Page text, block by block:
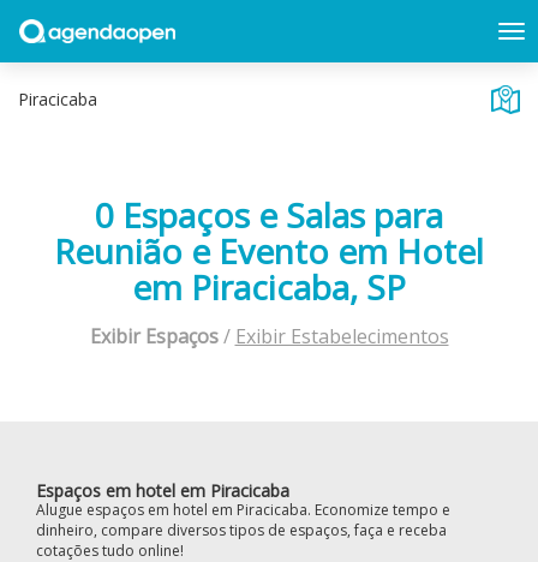
0 Espaços e Salas para
Reunião e Evento em Hotel
em Piracicaba, SP
Exibir Espaços/ Exibir Estabelecimentos
Espaços em hotel em Piracicaba
Alugue espaços em hotel em Piracicaba. Economize tempo e
dinheiro, compare diversos tipos de espaços, faça e receba
cotações tudo online!